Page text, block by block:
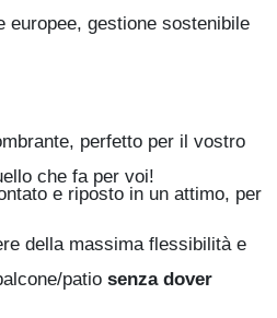
europee, gestione sostenibile
perfetto per il vostro
che fa per voi!
e riposto in un attimo, per
della massima flessibilità e
patio senza dover